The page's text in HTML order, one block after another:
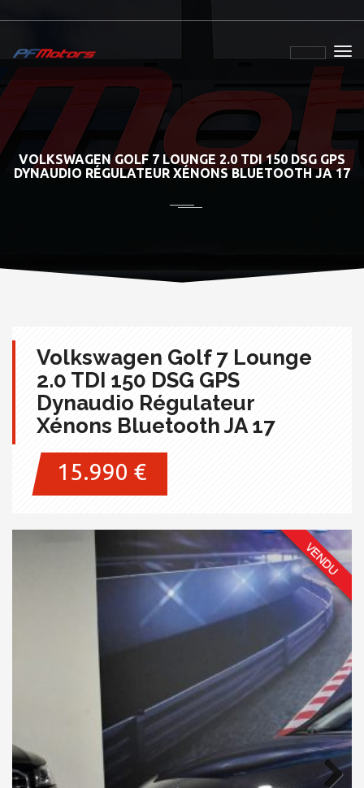
VOLKSWAGEN GOLF 7 LOUNGE 2.0 TDI 150 DSG GPS
DYNAUDIO RÉGULATEUR XÉNONS BLUETOOTH JA 17
Volkswagen Golf 7 Lounge
2.0 TDI 150 DSG GPS
Dynaudio Régulateur
Xénons Bluetooth JA 17
15.990 €